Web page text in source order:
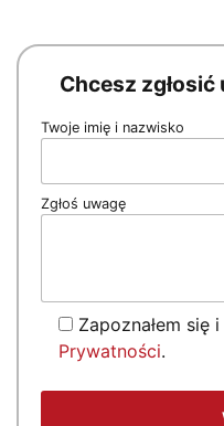
Chcesz
Twoje imię i nazwisko
Zgłoś uwagę
Zapoznałem się
Prywatności.